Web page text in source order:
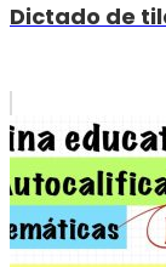
Dictado de